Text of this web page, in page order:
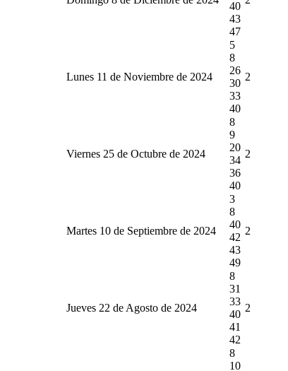
40
43
47
Lunes 11 de Noviembre de 2024
5
8
26
30
33
40
2
Viernes 25 de Octubre de 2024
8
9
20
34
36
40
2
Martes 10 de Septiembre de 2024
3
8
40
42
43
49
2
Jueves 22 de Agosto de 2024
8
31
33
40
41
42
2
8
10